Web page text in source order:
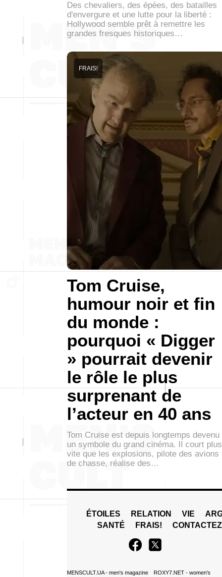
Des chevaliers, des épées, des batailles
d'envergure et une lutte pour la liberté :
Hollywood semble prêt à remettre les
grandes fresques historiques…
Tom Cruise,
humour noir et fin
du monde :
pourquoi « Digger
» pourrait devenir
le rôle le plus
surprenant de
l’acteur en 40 ans
FRAIS!
Tom Cruise est depuis longtemps devenu
un symbole du grand cinéma. Il court plus
vite que les explosions, pilote des avions
de chasse, réalise des…
ÉTOILES RELATION VIE
SANTÉ
FRAIS!
MENSCULT.UA- men's magazine ROXY7.NET- women's